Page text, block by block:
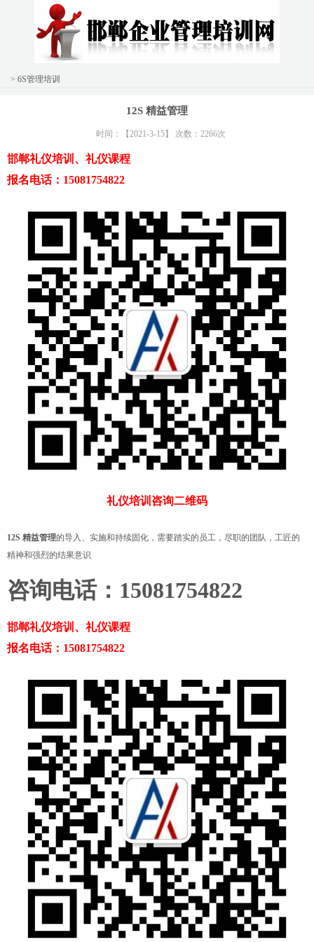
> 6S管理培训
12S 精益管理
时间：【2021-3-15】 次数：2266次
邯郸礼仪培训、礼仪课程
报名电话：15081754822
礼仪培训咨询二维码
12S 精益管理的导入、实施和持续固化，需要踏实的员工，尽职的团队，工匠的
精神和强烈的结果意识
咨询电话：15081754822
邯郸礼仪培训、礼仪课程
报名电话：15081754822